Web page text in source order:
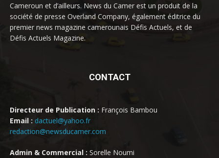
Cameroun et d’ailleurs. News du Camer est un produit de la
société de presse Overland Company, également éditrice du
premier news magazine camerounais Défis Actuels, et de
Défis Actuels Magazine.
CONTACT
Directeur de Publication : François Bambou
Email : dactuel@yahoo.fr
redaction@newsducamer.com
Admin & Commercial : Sorelle Noumi